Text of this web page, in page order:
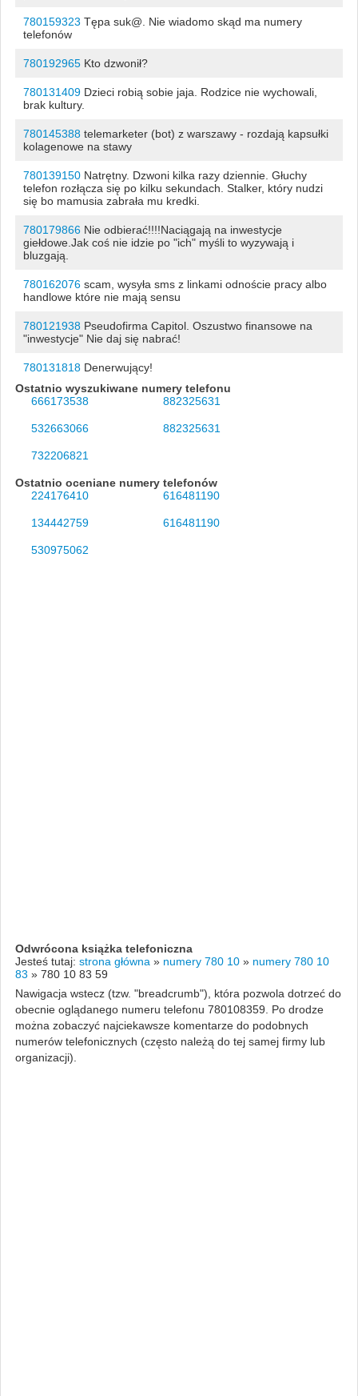
780159323 Tępa suk@. Nie wiadomo skąd ma numery
telefonów
780192965Kto dzwonił?
780131409Dzieci robią sobie jaja. Rodzice nie wychowali,
brak kultury.
780145388telemarketer (bot) z warszawy - rozdają kapsułki
kolagenowe na stawy
780139150Natrętny. Dzwoni kilka razy dziennie. Głuchy
telefon rozłącza się po kilku sekundach. Stalker, który nudzi
się bo mamusia zabrała mu kredki.
780179866Nie odbierać!!!!Naciągają na inwestycje
giełdowe.Jak coś nie idzie po "ich" myśli to wyzywają i
bluzgają.
780162076scam, wysyła sms z linkami odnoście pracy albo
handlowe które nie mają sensu
780121938Pseudofirma Capitol. Oszustwo finansowe na
"inwestycje" Nie daj się nabrać!
780131818Denerwujący!
Ostatnio wyszukiwane numery telefonu
666173538
882325631
532663066 882325631
732206821
Ostatnio oceniane numery telefonów
224176410
616481190
134442759 616481190
530975062
Odwrócona książka telefoniczna
Jesteś tutaj: strona główna » numery 780 10 » numery 780 10
83 » 780 10 83 59
Nawigacja wstecz (tzw. "breadcrumb"), która pozwola dotrzeć do
obecnie oglądanego numeru telefonu 780108359. Po drodze
można zobaczyć najciekawsze komentarze do podobnych
numerów telefonicznych (często należą do tej samej firmy lub
organizacji).